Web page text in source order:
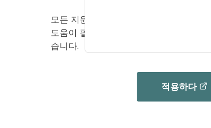
모든 지원서는 온라인 양식을 통해 제출
도움이 필요하시면 연락하실 수 있도록
습니다.
적용하다